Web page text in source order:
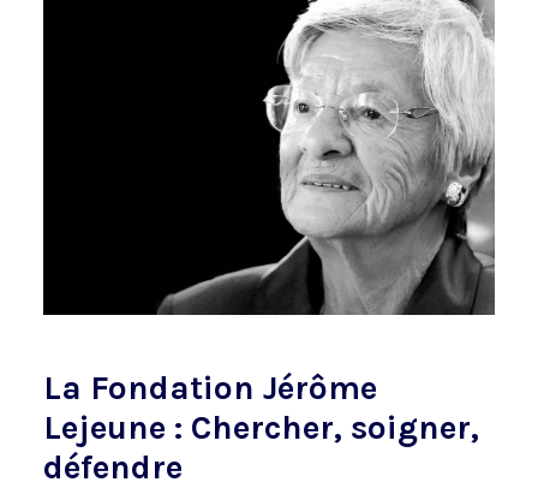
La Fondation Jérôme
Lejeune : Chercher, soigner,
défendre